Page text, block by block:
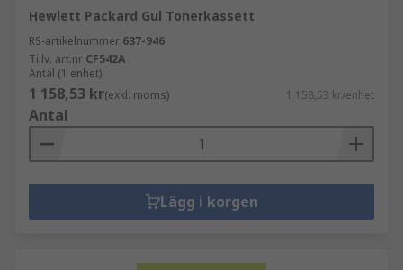
Hewlett Packard Gul Tonerkassett
RS-artikelnummer 637-946
Tillv. art.nr CF542A
Antal (1 enhet)
1 158,53 kr(exkl. moms) 1 158,53 kr/enhet
Antal
Lägg i korgen